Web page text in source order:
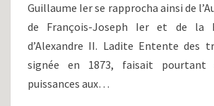
Guillaume Ier se rapprocha ainsi de
de François-Joseph Ier et de la
d’Alexandre II. Ladite Entente des
signée en 1873, faisait pourtant
puissances aux…